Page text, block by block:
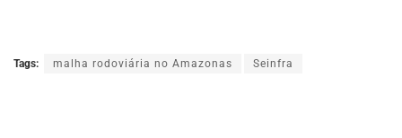
Tags: malha rodoviária no Amazonas Seinfra